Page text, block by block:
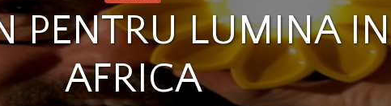
PENTRU LUMINA IN
AFRICA